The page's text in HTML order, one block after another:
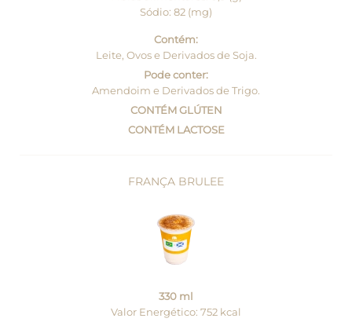
Sódio: 82 (mg)
Contém:
Leite, Ovos e Derivados de Soja.
Pode conter:
Amendoim e Derivados de Trigo.
CONTÉM GLÚTEN
CONTÉM LACTOSE
FRANÇA BRULEE
330 ml
Valor Energético: 752 kcal